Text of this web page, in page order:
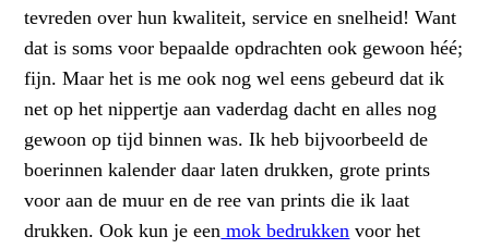
tevreden over hun kwaliteit, service en snelheid! Want
dat is soms voor bepaaldeopdrachten ook gewoon héé;
fijn. Maar het is me ook nog wel eens gebeurd dat ik
net op het nippertje aan vaderdag dacht en alles nog
gewoon op tijd binnen was. Ik heb bijvoorbeeld de
boerinnen kalender daar laten drukken, grote prints
voor aan de muur en de ree van prints die ik laat
drukken. Ook kun je een mok bedrukken voor het